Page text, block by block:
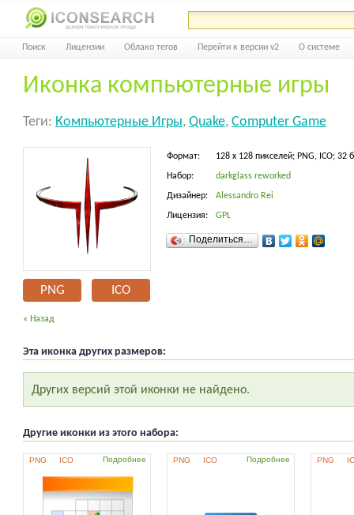
Поиск Лицензии Облако тегов Перейти к версии v2 О системе
Иконка компьютерные игры
Теги: Компьютерные Игры, Quake, Computer Game
PNG ICO
Формат: 128 x 128 пикселей; PNG, ICO; 32
Набор: darkglass reworked
Дизайнер: Alessandro Rei
Лицензия: GPL
Поделиться…
« Назад
Эта иконка других размеров:
Других версий этой иконки не найдено.
Другие иконки из этого набора:
PNG ICO Подробнее PNG ICO Подробнее PNG